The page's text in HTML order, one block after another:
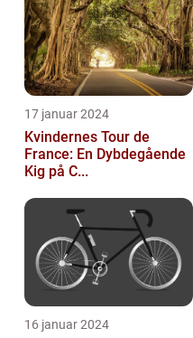
17 januar 2024
Kvindernes Tour de
France: En Dybdegående
Kig på C...
16 januar 2024